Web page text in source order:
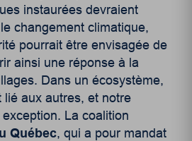
instaurées devraient
changement climatique,
pourrait être envisagée de
ainsi une réponse à la
Dans un écosystème,
lié aux autres, et notre
La coalition
Québec, qui a pour mandat